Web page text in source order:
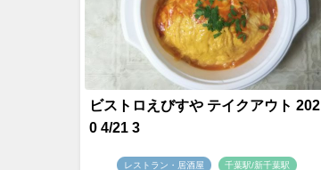
ビストロえびすや テイクアウト 202
0 4/21 3
レストラン・居酒屋 千葉駅/新千葉駅